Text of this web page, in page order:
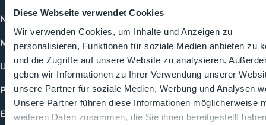
Diese Webseite verwendet Cookies
Wir verwenden Cookies, um Inhalte und Anzeigen zu
personalisieren, Funktionen für soziale Medien anbieten zu
und die Zugriffe auf unsere Website zu analysieren.
geben wir Informationen zu Ihrer Verwendung unserer
unsere Partner für soziale Medien, Werbung und Analysen
Unsere Partner führen diese Informationen möglicherweise
weiteren Daten zusammen, die Sie ihnen bereitgestellt
News
Mediathek
Unternehmen
Produkte
Events